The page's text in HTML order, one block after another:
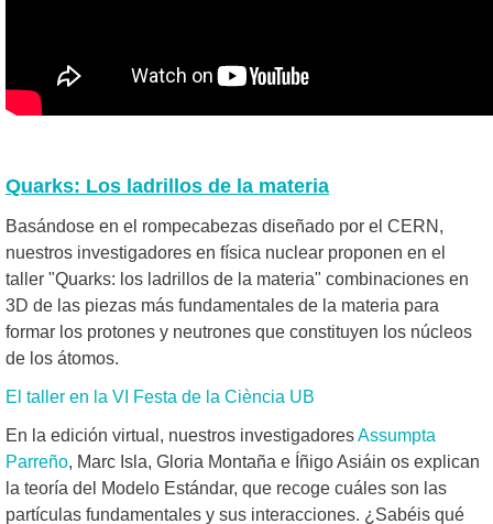
Quarks: Los ladrillos de la materia
Basándose en el rompecabezas diseñado por el CERN,
nuestros investigadores en física nuclear proponen en el
taller "Quarks: los ladrillos de la materia" combinaciones en
3D de las piezas más fundamentales de la materia para
formar los protones y neutrones que constituyen los núcleos
de los átomos.
El taller en la VI Festa de la Ciència UB
En la edición virtual, nuestros investigadoresAssumpta
Parreño, Marc Isla, Gloria Montaña e Íñigo Asiáin os explican
la teoría del Modelo Estándar, que recoge cuáles son las
partículas fundamentales y sus interacciones. ¿Sabéis qué